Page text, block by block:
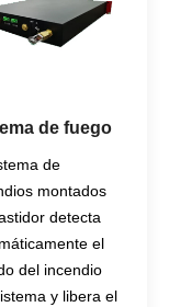
de fuego
de
montados
detecta
el
del incendio
y libera el